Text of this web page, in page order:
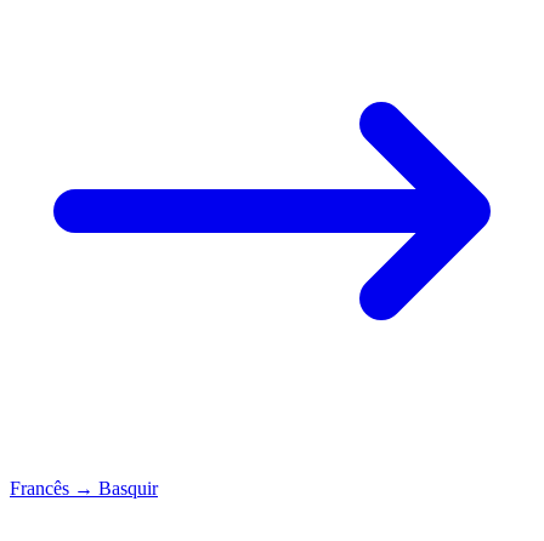
Francês → Basquir